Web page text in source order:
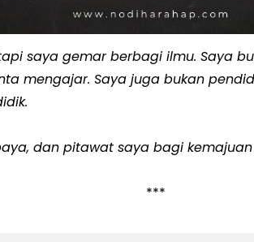
saya gemar berbagi ilmu. Saya
mengajar. Saya juga bukan
dan pitawat saya bagi
***